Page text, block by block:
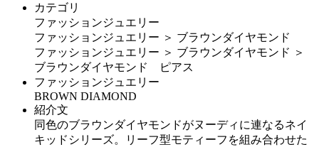
カテゴリ
ファッションジュエリー
ファッションジュエリー ＞ ブラウンダイヤモンド
ファッションジュエリー ＞ ブラウンダイヤモンド ＞
ブラウンダイヤモンド ピアス
ファッションジュエリー
BROWN DIAMOND
紹介文
同色のブラウンダイヤモンドがヌーディに連なるネイ
キッドシリーズ。リーフ型モティーフを組み合わせた